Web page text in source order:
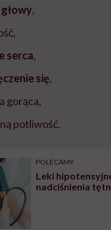
,
serca,
się,
gorąca,
potliwość.
POLECAMY
Leki
nadciśnienia